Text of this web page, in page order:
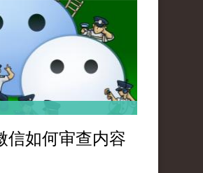
信如何审查内容